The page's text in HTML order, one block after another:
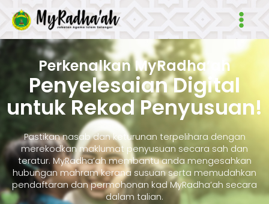
Main
Perkenalkan MyRadha’ah
Penyelesaian Digital
untuk Rekod Penyusuan!
Pastikan nasab dan keturunan terpelihara dengan
merekodkan maklumat penyusuan secara sah dan
teratur. MyRadha’ah membantu anda mengesahkan
hubungan mahram kerana susuan serta memudahkan
pendaftaran dan permohonan kad MyRadha’ah secara
dalam talian.